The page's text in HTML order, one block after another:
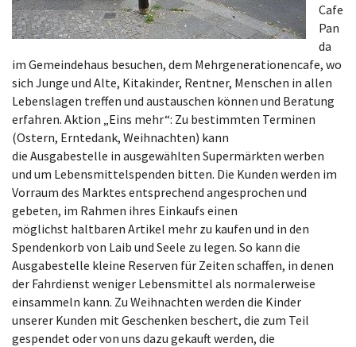
Cafe
Pan
da
im Gemeindehaus besuchen, dem Mehrgenerationencafe, wo
sich Junge und Alte, Kitakinder, Rentner, Menschen in allen
Lebenslagen treffen und austauschen können und Beratung
erfahren. Aktion „Eins mehr“: Zu bestimmten Terminen
(Ostern, Erntedank, Weihnachten) kann
die Ausgabestelle in ausgewählten Supermärkten werben
und um Lebensmittelspenden bitten. Die Kunden werden im
Vorraum des Marktes entsprechend angesprochen und
gebeten, im Rahmen ihres Einkaufs einen
möglichst haltbaren Artikel mehr zu kaufen und in den
Spendenkorb von Laib und Seele zu legen. So kann die
Ausgabestelle kleine Reserven für Zeiten schaffen, in denen
der Fahrdienst weniger Lebensmittel als normalerweise
einsammeln kann. Zu Weihnachten werden die Kinder
unserer Kunden mit Geschenken beschert, die zum Teil
gespendet oder von uns dazu gekauft werden, die